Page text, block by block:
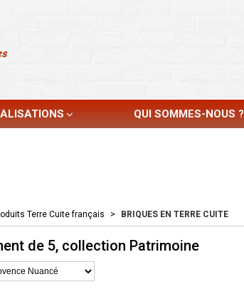
QUI SOMMES-NOUS ?
Terre Cuite français > BRIQUES EN TERRE CUITE
de 5, collection Patrimoine